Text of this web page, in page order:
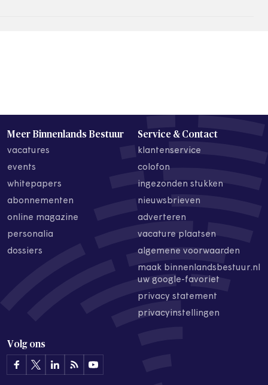
Meer Binnenlands Bestuur
vacatures
events
whitepapers
abonnementen
online magazine
personalia
dossiers
Service & Contact
klantenservice
colofon
ingezonden stukken
nieuwsbrieven
adverteren
vacature plaatsen
algemene voorwaarden
maak binnenlandsbestuur.nl
uw google-favoriet
privacy statement
privacyinstellingen
Volg ons